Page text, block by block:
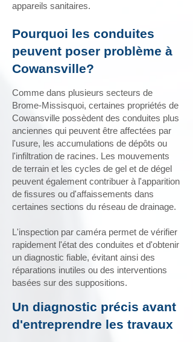
appareils sanitaires.
Pourquoi les conduites
peuvent poser problème à
Cowansville?
Comme dans plusieurs secteurs de
Brome-Missisquoi, certaines propriétés de
Cowansville possèdent des conduites plus
anciennes qui peuvent être affectées par
l'usure, les accumulations de dépôts ou
l'infiltration de racines. Les mouvements
de terrain et les cycles de gel et de dégel
peuvent également contribuer à l'apparition
de fissures ou d'affaissements dans
certaines sections du réseau de drainage.
L'inspection par caméra permet de vérifier
rapidement l'état des conduites et d'obtenir
un diagnostic fiable, évitant ainsi des
réparations inutiles ou des interventions
basées sur des suppositions.
Un diagnostic précis avant
d'entreprendre les travaux